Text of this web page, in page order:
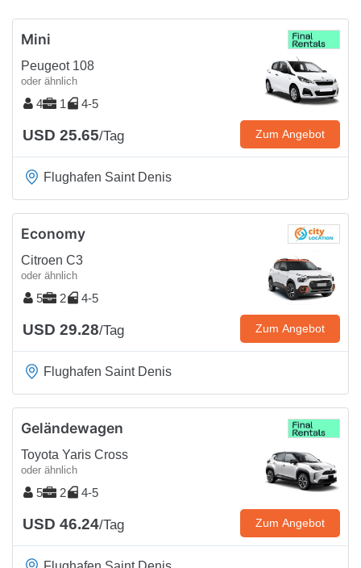
Mini
Peugeot 108
oder ähnlich
4 1 4-5
USD 25.65/Tag Zum Angebot
Flughafen Saint Denis
Economy
Citroen C3
oder ähnlich
5 2 4-5
USD 29.28/Tag Zum Angebot
Flughafen Saint Denis
Geländewagen
Toyota Yaris Cross
oder ähnlich
5 2 4-5
USD 46.24/Tag Zum Angebot